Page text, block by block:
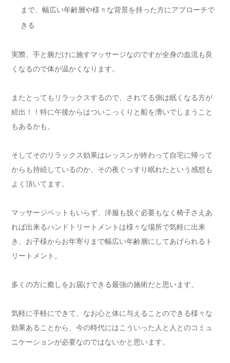
まで、幅広い年齢層や様々な背景を持った方にアプローチで
きる
実際、手と腕だけに施すマッサージなのですが全身の血流も良
くなるので体が温かくなります。
またとってもリラックスするので、されてる側は眠くなる方が
続出！！特に午後からはついこっくりと船を漕いでしまうこと
もあるかも。
そしてそのリラックス効果はレッスンが終わって自宅に帰って
からも持続しているのか、その夜ぐっすり眠れたという感想も
よく頂いてます。
マッサージベットもいらず、洋服も脱ぐ必要もなく椅子さえあ
れば出来るハンドトリートメントは様々な場所で気軽に出来
き、お子様からお年寄りまで幅広い年齢層にしてあげられるト
リートメント。
多くの方に癒しをお届けできる最強の施術だと思います。
気軽に手軽にできて、なお心と体に与えることのできる様々な
効果あることから、今の時代にはこういった人と人とのコミュ
ニケーションが必要なのではないかと思います。